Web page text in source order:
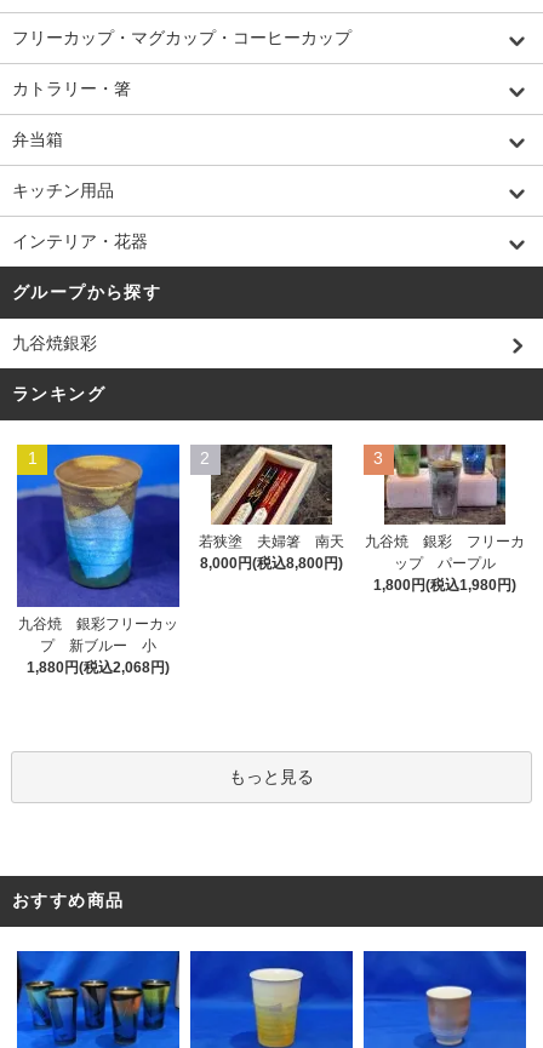
フリーカップ・マグカップ・コーヒーカップ
カトラリー・箸
弁当箱
キッチン用品
インテリア・花器
グループから探す
九谷焼銀彩
ランキング
1
九谷焼 銀彩フリーカッ
プ 新ブルー 小
1,880円(税込2,068円)
2
若狭塗 夫婦箸 南天
8,000円(税込8,800円)
3
九谷焼 銀彩 フリーカ
ップ パープル
1,800円(税込1,980円)
もっと見る
おすすめ商品